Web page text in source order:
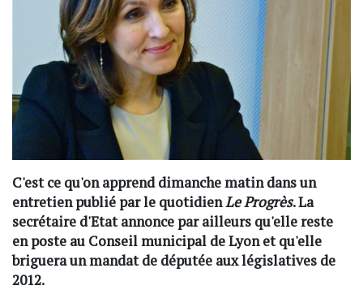
C'est ce qu'on apprend dimanche matin dans un
entretien publié par le quotidienLe Progrès. La
secrétaire d'Etat annonce par ailleurs qu'elle reste
en poste au Conseil municipal de Lyon et qu'elle
briguera un mandat de députée aux législatives de
2012.